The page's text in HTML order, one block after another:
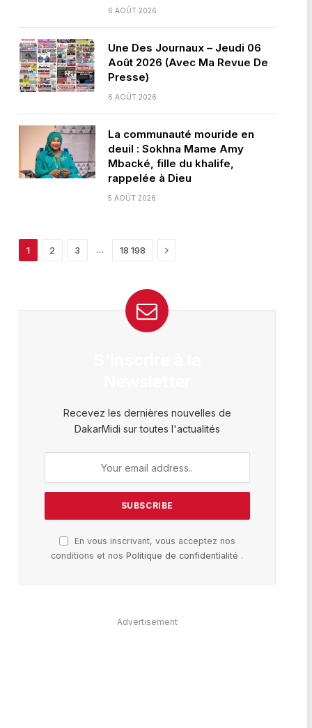
6 AOÛT 2026
Une Des Journaux – Jeudi 06
Août 2026 (Avec Ma Revue De
Presse)
6 AOÛT 2026
La communauté mouride en
deuil : Sokhna Mame Amy
Mbacké, fille du khalife,
rappelée à Dieu
5 AOÛT 2026
1 2 3 … 18 198 Next
Recevez les dernières nouvelles de
DakarMidi sur toutes l'actualités
En vous inscrivant, vous acceptez nos
conditions et nosPolitique de confidentialité .
Advertisement